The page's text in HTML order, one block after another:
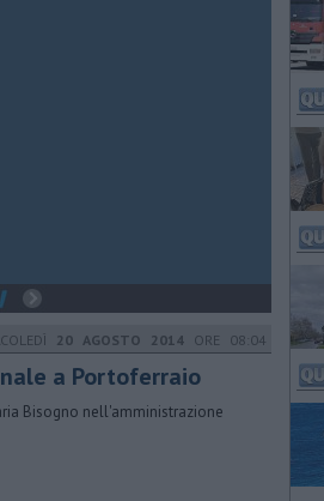
20 AGOSTO 2014 ORE 08:04
a Portoferraio
Bisogno nell'amministrazione